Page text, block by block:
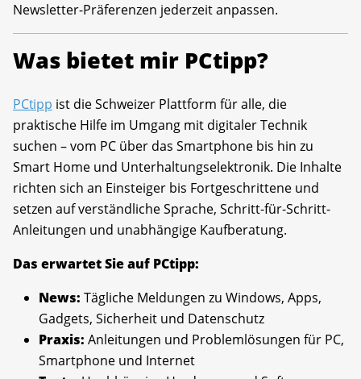
Newsletter-Präferenzen jederzeit anpassen.
Was bietet mir PCtipp?
PCtipp ist die Schweizer Plattform für alle, die
praktische Hilfe im Umgang mit digitaler Technik
suchen – vom PC über das Smartphone bis hin zu
Smart Home und Unterhaltungselektronik. Die Inhalte
richten sich an Einsteiger bis Fortgeschrittene und
setzen auf verständliche Sprache, Schritt-für-Schritt-
Anleitungen und unabhängige Kaufberatung.
Das erwartet Sie auf PCtipp:
News: Tägliche Meldungen zu Windows, Apps,
Gadgets, Sicherheit und Datenschutz
Praxis: Anleitungen und Problemlösungen für PC,
Smartphone und Internet